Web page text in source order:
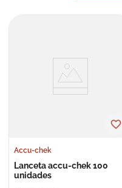
Accu-chek
Lanceta accu-chek 100
unidades
pañales